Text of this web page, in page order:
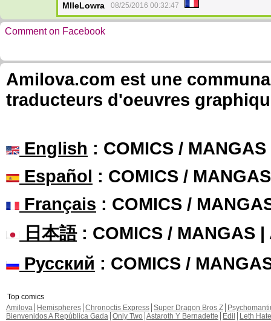
MlleLowra 08/25/2016 00:32:47
Comment on Facebook
Amilova.com est une
traducteurs d'oeuvres
English : COMICS /
Español : COMICS /
Français : COMICS /
日本語: COMICS / MANGAS |
Русский : COMICS /
Top comics
Amilova
Hemispheres Chronoctis Express Super Dragon Bros Z
Bienvenidos A República Gada Only Two Astaroth Y Bernadette Edil
Leth Hate